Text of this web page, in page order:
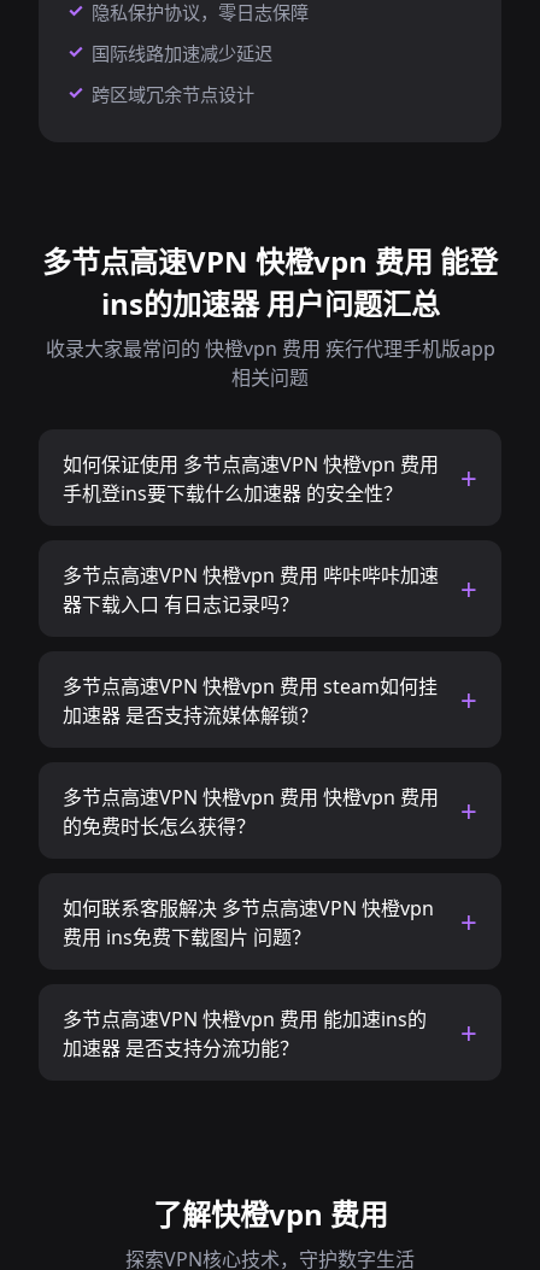
隐私保护协议，零日志保障
国际线路加速减少延迟
跨区域冗余节点设计
多节点高速VPN 快橙vpn 费用 能登
ins的加速器 用户问题汇总
收录大家最常问的 快橙vpn 费用 疾行代理手机版app
相关问题
如何保证使用 多节点高速VPN 快橙vpn 费用
手机登ins要下载什么加速器 的安全性？
多节点高速VPN 快橙vpn 费用 哔咔哔咔加速
器下载入口 有日志记录吗？
多节点高速VPN 快橙vpn 费用 steam如何挂
加速器 是否支持流媒体解锁？
多节点高速VPN 快橙vpn 费用 快橙vpn 费用
的免费时长怎么获得？
如何联系客服解决 多节点高速VPN 快橙vpn
费用 ins免费下载图片 问题？
多节点高速VPN 快橙vpn 费用 能加速ins的
加速器 是否支持分流功能？
了解快橙vpn 费用
探索VPN核心技术，守护数字生活